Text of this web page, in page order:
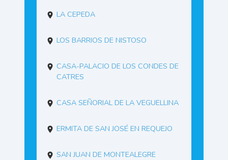
La Cepeda
Los barrios de Nistoso
Casa-palacio de los condes de
Catres
Casa señorial de La Veguellina
Ermita de San José en Requejo
San Juan de Montealegre